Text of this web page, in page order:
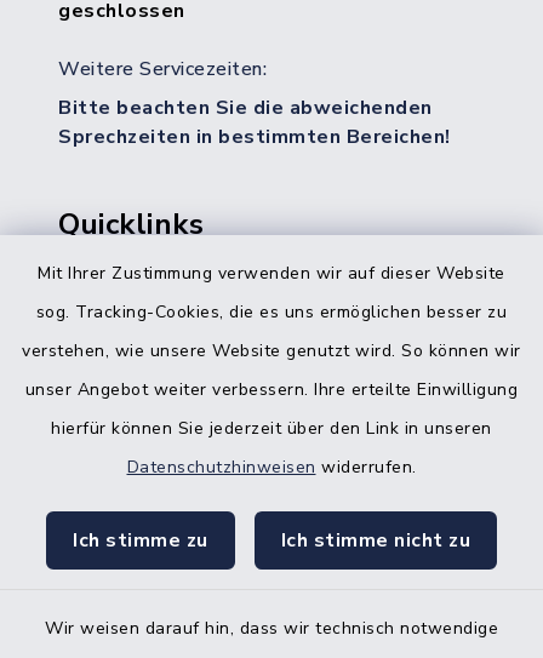
Mit Ihrer Zustimmung verwenden wir auf dieser Website
sog. Tracking-Cookies, die es uns ermöglichen besser zu
verstehen, wie unsere Website genutzt wird. So können wir
unser Angebot weiter verbessern. Ihre erteilte Einwilligung
hierfür können Sie jederzeit über den Link in unseren
Datenschutzhinweisen widerrufen.
Ich stimme zu Ich stimme nicht zu
Wir weisen darauf hin, dass wir technisch notwendige
geschlossen
Weitere Servicezeiten:
Bitte beachten Sie die abweichenden
Sprechzeiten in bestimmten Bereichen!
Quicklinks
Bürgerbüro Hohenwestedt
Bürgerbüro Hanerau-Hademarschen
Nebenstelle Padenstedt
Gleichstellungsbüro